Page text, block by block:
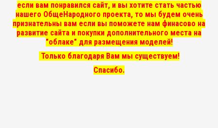
если вам понравился сайт, и вы хотите стать частью
нашего ОбщеНародного проекта, то мы будем очень
признательны вам если вы поможете нам финасово на
развитие сайта и покупки дополнительного места на
"облаке" для размещения моделей!
Только благодаря Вам мы существуем!
Спасибо.